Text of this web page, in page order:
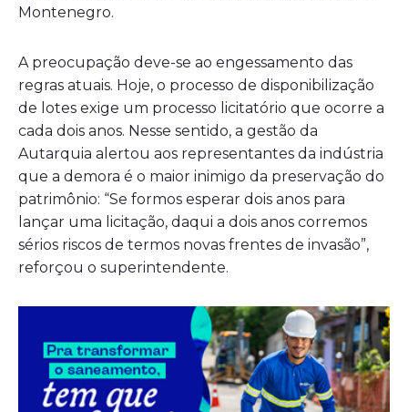
Montenegro.
A preocupação deve-se ao engessamento das
regras atuais. Hoje, o processo de disponibilização
de lotes exige um processo licitatório que ocorre a
cada dois anos. Nesse sentido, a gestão da
Autarquia alertou aos representantes da indústria
que a demora é o maior inimigo da preservação do
patrimônio: “Se formos esperar dois anos para
lançar uma licitação, daqui a dois anos corremos
sérios riscos de termos novas frentes de invasão”,
reforçou o superintendente.